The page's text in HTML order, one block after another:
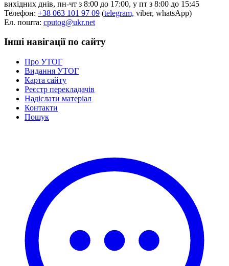
Нормативна база УТОГ
Конвенція ООН
Законодавство
Документи ВФГ
вихідних днів, пн-чт з 8:00 до 17:00, у пт з 8:00 до 15:45
Телефон: +38 063 101 97 09 (telegram, viber, whatsApp)
Ел. пошта: cputog@ukr.net
Інші навігації по сайту
Про УТОГ
Видання УТОГ
Карта сайту
Реєстр перекладачів
Надіслати матеріал
Контакти
Пошук